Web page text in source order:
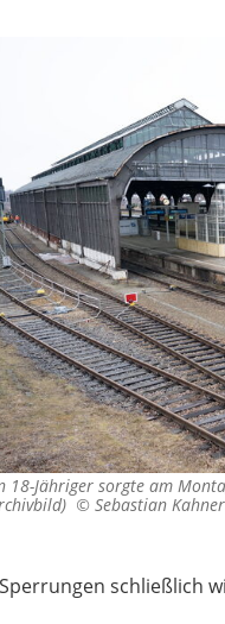
18-Jähriger sorgte am
© Sebastian
schließlich